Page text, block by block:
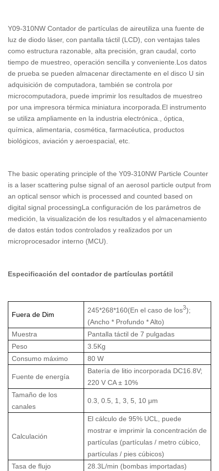
Y09-310NW Contador de partículas de aireutiliza una fuente de
luz de diodo láser, con pantalla táctil (LCD), con ventajas tales
como estructura razonable, alta precisión, gran caudal, corto
tiempo de muestreo, operación sencilla y conveniente.Los datos
de prueba se pueden almacenar directamente en el disco U sin
adquisición de computadora, también se controla por
microcomputadora, puede imprimir los resultados de muestreo
por una impresora térmica miniatura incorporada.El instrumento
se utiliza ampliamente en la industria electrónica., óptica,
química, alimentaria, cosmética, farmacéutica, productos
biológicos, aviación y aeroespacial, etc.
The basic operating principle of the Y09-310NW Particle Counter
is a laser scattering pulse signal of an aerosol particle output from
an optical sensor which is processed and counted based on
digital signal processingLa configuración de los parámetros de
medición, la visualización de los resultados y el almacenamiento
de datos están todos controlados y realizados por un
microprocesador interno (MCU).
Especificación del contador de partículas portátil
Fuera de Dim
245*268*160(En el caso de los3);
(Ancho * Profundo * Alto)
Muestra
Pantalla táctil de 7 pulgadas
Peso
3.5Kg
Consumo máximo
80 W
Fuente de energía
Batería de litio incorporada DC16.8V;
220 V CA ± 10%
Tamaño de los
canales
0.3, 0.5, 1, 3, 5, 10 μm
Calculación
El cálculo de 95% UCL, puede
mostrar e imprimir la concentración de
partículas (partículas / metro cúbico,
partículas / pies cúbicos)
Tasa de flujo
28.3L/min (bombas importadas)